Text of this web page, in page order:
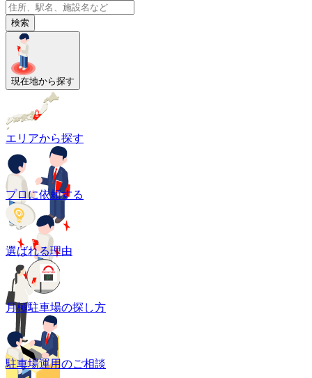
検索
現在地から探す
エリアから探す
プロに依頼する
選ばれる理由
月極駐車場の探し方
駐車場運用のご相談